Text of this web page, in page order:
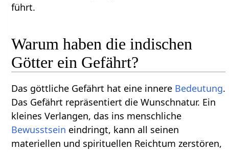
führt.
Warum haben die indischen
Götter ein Gefährt?
Das göttliche Gefährt hat eine innere Bedeutung.
Das Gefährt repräsentiert die Wunschnatur. Ein
kleines Verlangen, das ins menschliche
Bewusstsein eindringt, kann all seinen
materiellen und spirituellen Reichtum zerstören,